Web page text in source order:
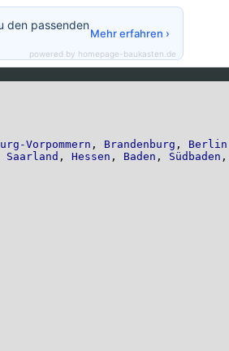
Vorpommern , Brandenburg , Berlin
Saarland , Hessen , Baden , Südbaden ,
den passenden
Mehr erfahren ›
powered by homepage-baukasten.de